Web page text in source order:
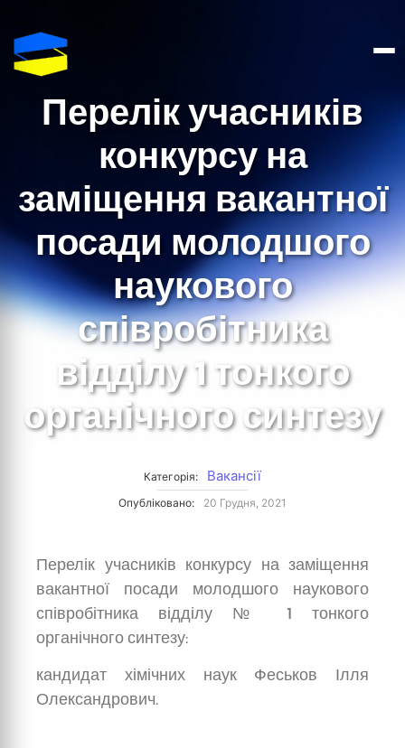
Перелік учасників
конкурсу на
заміщення вакантної
посади молодшого
наукового
співробітника
відділу 1 тонкого
органічного синтезу
Категорія: Вакансії
Опубліковано: 20 Грудня, 2021
Перелік учасників конкурсу на заміщення
вакантної посади молодшого наукового
співробітника відділу № 1 тонкого
органічного синтезу:
кандидат хімічних наук Феськов Ілля
Олександрович.